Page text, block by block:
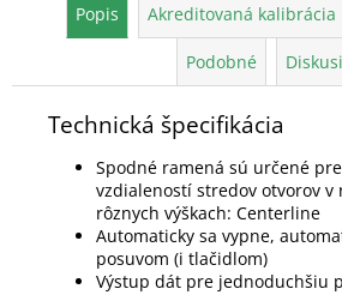
Popis Akreditovaná
Podobné
Technická špecifikácia
Spodné ramená sú určené
vzdialeností stredov otvorov v
rôznych výškach: Centerline
Automaticky sa vypne,
posuvom (i tlačidlom)
Výstup dát pre jednoduchšiu